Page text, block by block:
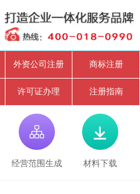
外资公司注册 商标注册
许可证办理 注册指南

经营范围生成

材料下载